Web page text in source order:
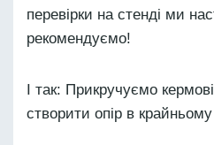
перевірки на стенді ми
рекомендуємо!
І так: Прикручуємо
створити опір в